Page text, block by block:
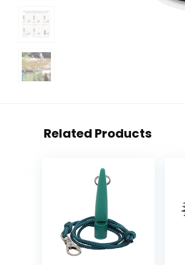
Related Products